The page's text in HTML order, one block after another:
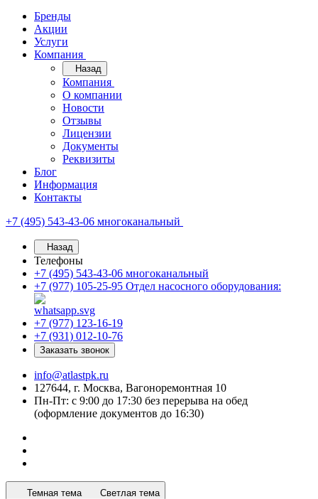
Бренды
Акции
Услуги
Компания
Назад
Компания
О компании
Новости
Отзывы
Лицензии
Документы
Реквизиты
Блог
Информация
Контакты
+7 (495) 543-43-06 многоканальный
Назад
Телефоны
+7 (495) 543-43-06 многоканальный
+7 (977) 105-25-95 Отдел насосного оборудования:
+7 (977) 123-16-19
+7 (931) 012-10-76
Заказать звонок
info@atlastpk.ru
127644, г. Москва, Вагоноремонтная 10
Пн-Пт: с 9:00 до 17:30 без перерыва на обед
(оформление документов до 16:30)
Темная тема Светлая тема